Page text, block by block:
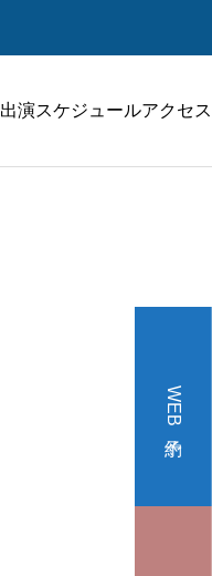
出演スケジュールアクセス
WEB予約